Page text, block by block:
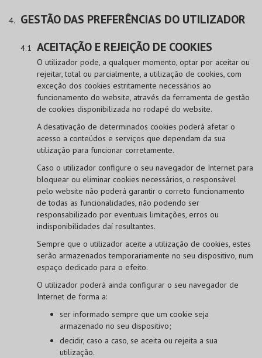
GESTÃO DAS PREFERÊNCIAS DO UTILIZADOR
ACEITAÇÃO E REJEIÇÃO DE COOKIES
O utilizador pode, a qualquer momento, optar por aceitar ou
rejeitar, total ou parcialmente, a utilização de cookies, com
exceção dos cookies estritamente necessários ao
funcionamento do website, através da ferramenta de gestão
de cookies disponibilizada no rodapé do website.
A desativação de determinados cookies poderá afetar o
acesso a conteúdos e serviços que dependam da sua
utilização para funcionar corretamente.
Caso o utilizador configure o seu navegador de Internet para
bloquear ou eliminar cookies necessários, o responsável
pelo website não poderá garantir o correto funcionamento
de todas as funcionalidades, não podendo ser
responsabilizado por eventuais limitações, erros ou
indisponibilidades daí resultantes.
Sempre que o utilizador aceite a utilização de cookies, estes
serão armazenados temporariamente no seu dispositivo, num
espaço dedicado para o efeito.
O utilizador poderá ainda configurar o seu navegador de
Internet de forma a:
ser informado sempre que um cookie seja
armazenado no seu dispositivo;
decidir, caso a caso, se aceita ou rejeita a sua
utilização.